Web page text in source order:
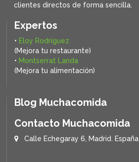
clientes directos de forma sencilla.
Expertos
• Eloy Rodríguez
(Mejora tu restaurante)
• Montserrat Landa
(Mejora tu alimentación)
Blog Muchacomida
Contacto Muchacomida
Calle Echegaray 6, Madrid. España